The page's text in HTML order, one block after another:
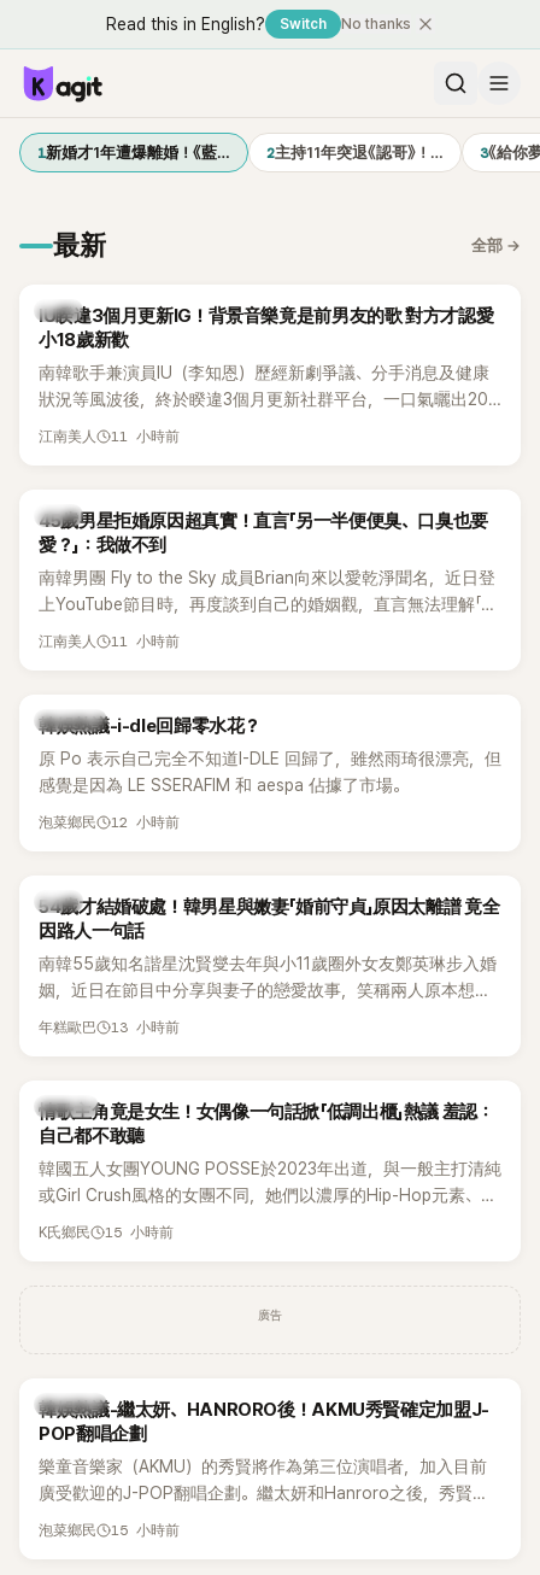
Read this in English? Switch No thanks
1新婚才1年遭爆離婚！《藍… 2主持11年突退《認哥》！… 3《給你
最新 全部 →
韓星
IU睽違3個月更新IG！背景音樂竟是前男友的歌 對方才認愛
小18歲新歡
南韓歌手兼演員IU（李知恩）歷經新劇爭議、分手消息及健康
狀況等風波後，終於睽違3個月更新社群平台，一口氣曬出20
張近況照，讓大批粉絲又驚又喜。不過，比起照片本身，更引
江南美人 11 小時前
韓星
45歲男星拒婚原因超真實！直言「另一半便便臭、口臭也要
愛？」：我做不到
南韓男團 Fly to the Sky 成員Brian向來以愛乾淨聞名，近日登
上YouTube節目時，再度談到自己的婚姻觀，直言無法理解「連
另一半的口臭、便便臭都要愛」這種說法，更大方表明自己是不
江南美人 11 小時前
熱議討論
韓娛熱議-i-dle回歸零水花？
原 Po 表示自己完全不知道I-DLE 回歸了，雖然雨琦很漂亮，但
感覺是因為 LE SSERAFIM 和 aespa 佔據了市場。
泡菜鄉民 12 小時前
韓星
54歲才結婚破處！韓男星與嫩妻「婚前守貞」原因太離譜 竟全
因路人一句話
南韓55歲知名諧星沈賢燮去年與小11歲圈外女友鄭英琳步入婚
姻，近日在節目中分享與妻子的戀愛故事，笑稱兩人原本想享
受兩人世界，沒想到站在飯店門口時竟被路人認出，還一路替
年糕歐巴 13 小時前
K-POP
情歌主角竟是女生！女偶像一句話掀「低調出櫃」熱議 羞認：
自己都不敢聽
韓國五人女團YOUNG POSSE於2023年出道，與一般主打清純
或Girl Crush風格的女團不同，她們以濃厚的Hip-Hop元素、自
創Rap及成員親自參與創作為特色，MV也融入美式街頭、塗
K氏鄉民 15 小時前
廣告
熱議討論
韓娛熱議-繼太妍、HANRORO後！AKMU秀賢確定加盟J-
POP翻唱企劃
樂童音樂家（AKMU）的秀賢將作為第三位演唱者，加入目前
廣受歡迎的J-POP翻唱企劃。繼太妍和Hanroro之後，秀賢已
獲選為第三首翻唱歌曲的主唱，並於近期完成錄音。
泡菜鄉民 15 小時前